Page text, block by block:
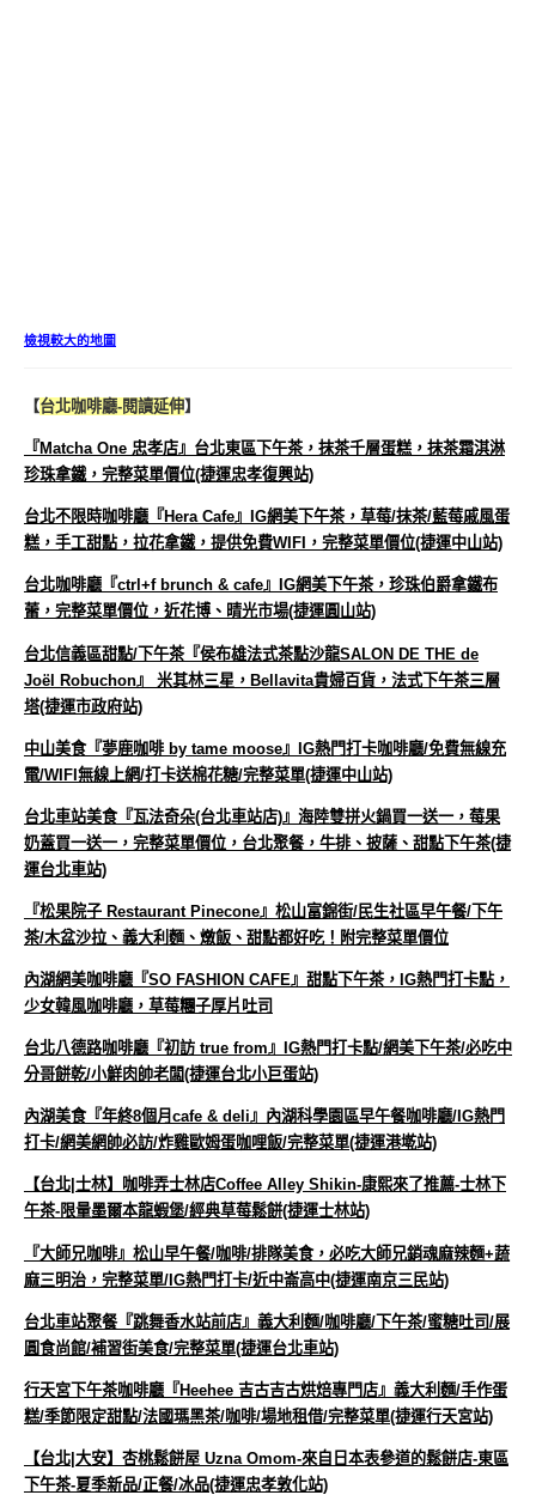
檢視較大的地圖
【台北咖啡廳-閱讀延伸】
『Matcha One 忠孝店』台北東區下午茶，抹茶千層蛋糕，抹茶霜淇淋
珍珠拿鐵，完整菜單價位(捷運忠孝復興站)
台北不限時咖啡廳『Hera Cafe』IG網美下午茶，草莓/抹茶/藍莓戚風蛋
糕，手工甜點，拉花拿鐵，提供免費WIFI，完整菜單價位(捷運中山站)
台北咖啡廳『ctrl+f brunch & cafe』IG網美下午茶，珍珠伯爵拿鐵布
蕾，完整菜單價位，近花博、晴光市場(捷運圓山站)
台北信義區甜點/下午茶『侯布雄法式茶點沙龍SALON DE THE de
Joël Robuchon』 米其林三星，Bellavita貴婦百貨，法式下午茶三層
塔(捷運市政府站)
中山美食『夢鹿咖啡 by tame moose』IG熱門打卡咖啡廳/免費無線充
電/WIFI無線上網/打卡送棉花糖/完整菜單(捷運中山站)
台北車站美食『瓦法奇朵(台北車站店)』海陸雙拼火鍋買一送一，莓果
奶蓋買一送一，完整菜單價位，台北聚餐，牛排、披薩、甜點下午茶(捷
運台北車站)
『松果院子 Restaurant Pinecone』松山富錦街/民生社區早午餐/下午
茶/木盆沙拉、義大利麵、燉飯、甜點都好吃！附完整菜單價位
內湖網美咖啡廳『SO FASHION CAFE』甜點下午茶，IG熱門打卡點，
少女韓風咖啡廳，草莓糰子厚片吐司
台北八德路咖啡廳『初訪 true from』IG熱門打卡點/網美下午茶/必吃中
分哥餅乾/小鮮肉帥老闆(捷運台北小巨蛋站)
內湖美食『年終8個月cafe & deli』內湖科學園區早午餐咖啡廳/IG熱門
打卡/網美網帥必訪/炸雞歐姆蛋咖哩飯/完整菜單(捷運港墘站)
【台北|士林】咖啡弄士林店Coffee Alley Shikin-康熙來了推薦-士林下
午茶-限量墨爾本龍蝦堡/經典草莓鬆餅(捷運士林站)
『大師兄咖啡』松山早午餐/咖啡/排隊美食，必吃大師兄銷魂麻辣麵+蔬
麻三明治，完整菜單/IG熱門打卡/近中崙高中(捷運南京三民站)
台北車站聚餐『跳舞香水站前店』義大利麵/咖啡廳/下午茶/蜜糖吐司/展
圓食尚館/補習街美食/完整菜單(捷運台北車站)
行天宮下午茶咖啡廳『Heehee 吉古吉古烘焙專門店』義大利麵/手作蛋
糕/季節限定甜點/法國瑪黑茶/咖啡/場地租借/完整菜單(捷運行天宮站)
【台北|大安】杏桃鬆餅屋 Uzna Omom-來自日本表參道的鬆餅店-東區
下午茶-夏季新品/正餐/冰品(捷運忠孝敦化站)